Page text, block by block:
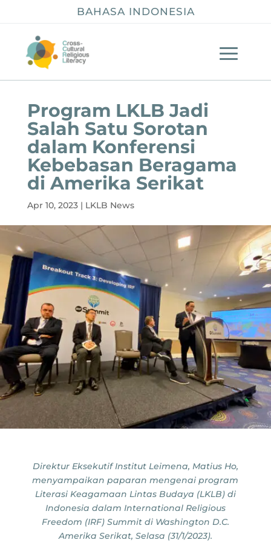
BAHASA INDONESIA
Program LKLB Jadi
Salah Satu Sorotan
dalam Konferensi
Kebebasan Beragama
di Amerika Serikat
Apr 10, 2023| LKLB News
Direktur Eksekutif Institut Leimena, Matius Ho,
menyampaikan paparan mengenai program
Literasi Keagamaan Lintas Budaya (LKLB) di
Indonesia dalam International Religious
Freedom (IRF) Summit di Washington D.C.
Amerika Serikat, Selasa (31/1/2023).